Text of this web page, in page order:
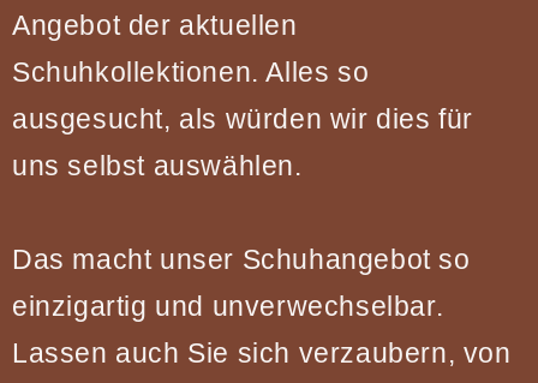
Angebot der aktuellen
Schuhkollektionen. Alles so
ausgesucht, als würden wir dies für
uns selbst auswählen.
Das macht unser Schuhangebot so
einzigartig und unverwechselbar.
Lassen auch Sie sich verzaubern, von